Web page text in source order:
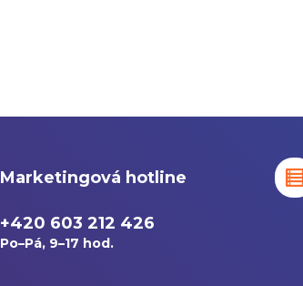
Marketingová hotline
+420 603 212 426
Po–Pá, 9–17 hod.